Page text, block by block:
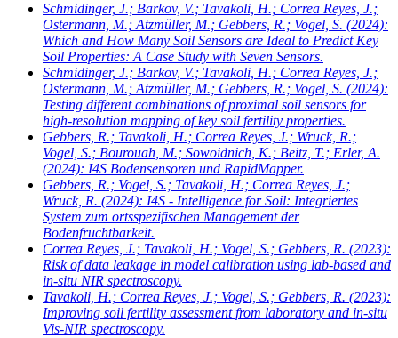
Schmidinger, J.; Barkov, V.; Tavakoli, H.; Correa Reyes, J.;
Ostermann, M.; Atzmüller, M.; Gebbers, R.; Vogel, S. (2024):
Which and How Many Soil Sensors are Ideal to Predict Key
Soil Properties: A Case Study with Seven Sensors.
Schmidinger, J.; Barkov, V.; Tavakoli, H.; Correa Reyes, J.;
Ostermann, M.; Atzmüller, M.; Gebbers, R.; Vogel, S. (2024):
Testing different combinations of proximal soil sensors for
high-resolution mapping of key soil fertility properties.
Gebbers, R.; Tavakoli, H.; Correa Reyes, J.; Wruck, R.;
Vogel, S.; Bourouah, M.; Sowoidnich, K.; Beitz, T.; Erler, A.
(2024): I4S Bodensensoren und RapidMapper.
Gebbers, R.; Vogel, S.; Tavakoli, H.; Correa Reyes, J.;
Wruck, R. (2024): I4S - Intelligence for Soil: Integriertes
System zum ortsspezifischen Management der
Bodenfruchtbarkeit.
Correa Reyes, J.; Tavakoli, H.; Vogel, S.; Gebbers, R. (2023):
Risk of data leakage in model calibration using lab-based and
in-situ NIR spectroscopy.
Tavakoli, H.; Correa Reyes, J.; Vogel, S.; Gebbers, R. (2023):
Improving soil fertility assessment from laboratory and in-situ
Vis-NIR spectroscopy.